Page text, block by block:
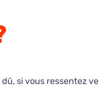
si vous ressentez